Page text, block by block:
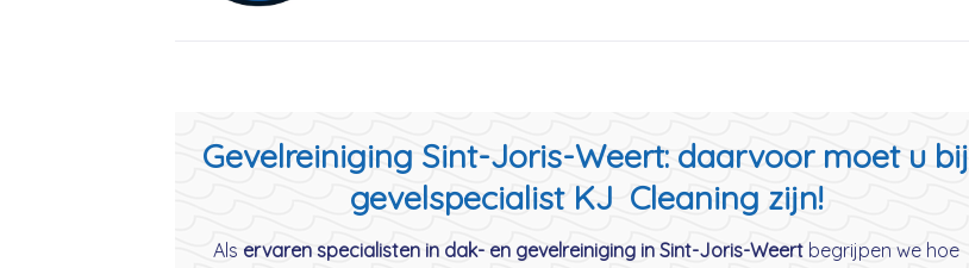
Gevelreiniging Sint-Joris-Weert: daarvoor moet u bij
gevelspecialist KJ Cleaning zijn!
Als ervaren specialisten in dak- en gevelreiniging in Sint-Joris-Weertbegrijpen we hoe